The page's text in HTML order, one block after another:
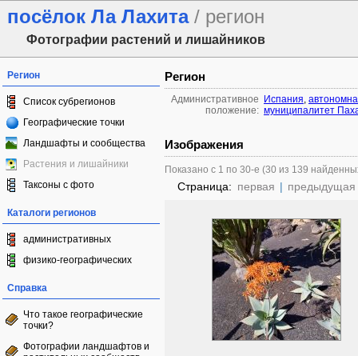
посёлок Ла Лахита/ регион
Фотографии растений и лишайников
Регион
Список субрегионов
Географические точки
Ландшафты и сообщества
Растения и лишайники
Таксоны с фото
Каталоги регионов
административных
физико-географических
Справка
Что такое географические
точки?
Фотографии ландшафтов и
Регион
Административное
положение:
Испания,
муниципалитет
Изображения
Показано с 1 по 30-е (30 из 139
Страница: первая | предыдущая